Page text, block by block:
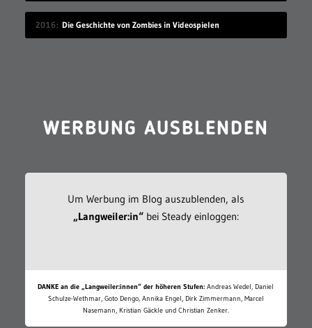
2016 Die Geschichte von Zombies in Videospielen
WERBUNG AUSBLENDEN
Um Werbung im Blog auszublenden, als
„Langweiler:in“bei Steady einloggen:
DANKE an die „Langweiler:innen“ der höheren Stufen: Andreas Wedel, Daniel
Schulze-Wethmar, Goto Dengo, Annika Engel, Dirk Zimmermann, Marcel
Nasemann, Kristian Gäckle und Christian Zenker.